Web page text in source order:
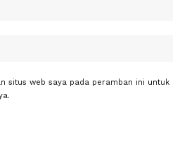
situs web saya pada peramban ini untuk